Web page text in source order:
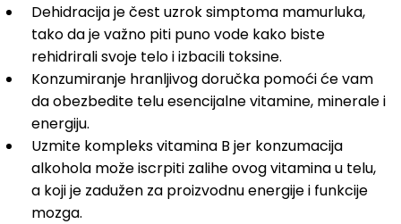
Dehidracija je čest uzrok simptoma mamurluka,
tako da je važno piti puno vode kako biste
rehidrirali svoje telo i izbacili toksine.
Konzumiranje hranljivog doručka pomoći će vam
da obezbedite telu esencijalne vitamine, minerale i
energiju.
Uzmite kompleks vitamina B jer konzumacija
alkohola može iscrpiti zalihe ovog vitamina u telu,
a koji je zadužen za proizvodnu energije i funkcije
mozga.